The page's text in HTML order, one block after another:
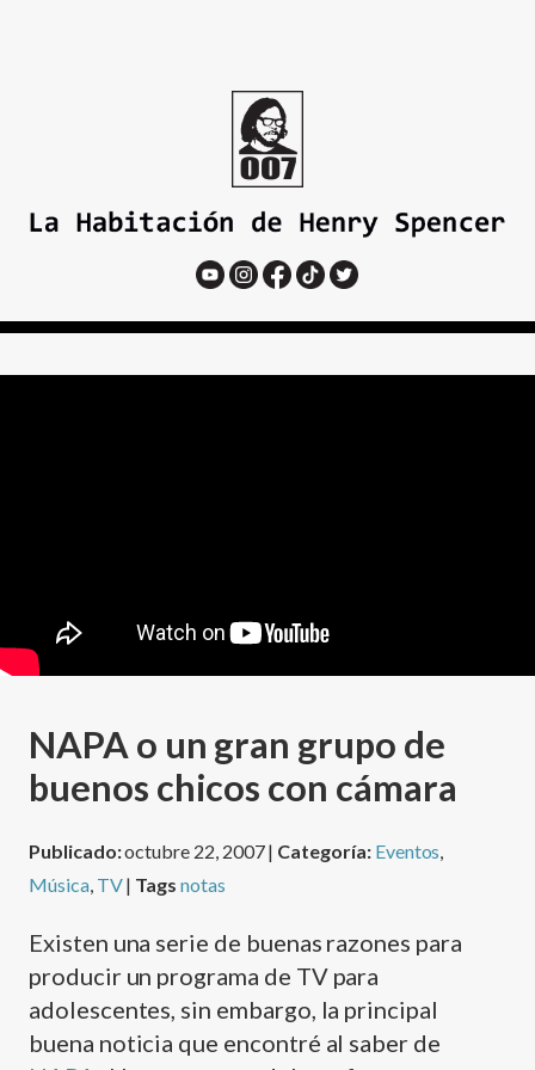
NAPA o un gran grupo de
buenos chicos con cámara
Publicado:octubre 22, 2007 | Categoría: Eventos
Música, TV| Tagsnotas
Existen una serie de buenas razones para
producir un programa de TV para
adolescentes, sin embargo, la principal
buena noticia que encontré al saber de